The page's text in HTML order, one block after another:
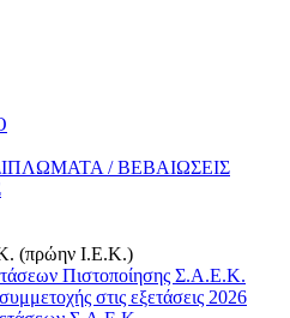
/ ΒΕΒΑΙΩΣΕΙΣ
(πρώην Ι.Ε.Κ.)
Πιστοποίησης Σ.Α.Ε.Κ.
στις εξετάσεις 2026